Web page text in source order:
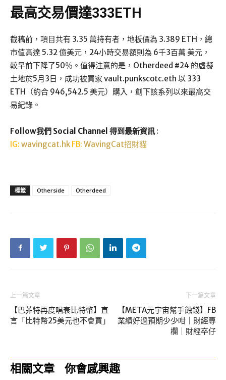
最高交易價達333ETH
截稿前，項目共有 3.35 萬持有者，地板價為 3.389 ETH，總
市值高達 5.32 億美元，24小時交易額則為 6千3百萬 美元，
較早前下降了50％。值得注意的是，Otherdeed #24 的虛擬
土地於5月3日，成功被買家 vault.punkscotc.eth 以 333
ETH（約合 946,542.5 美元）購入，創下該系列以來最高交
易紀錄。
Follow我們 Social Channel 得到最新資訊 :
IG: wavingcat.hk FB: WavingCat招財貓
標籤 Otherside Otherdeed
上一篇文章
【巴菲特再度唱衰比特幣】直
言「比特幣25美元也不會買」
下一篇文章
【META元宇宙幫手蝕錢】FB
業績好過預期少少咁｜財經專
欄｜財經卒仔
相關文章 你會感興趣